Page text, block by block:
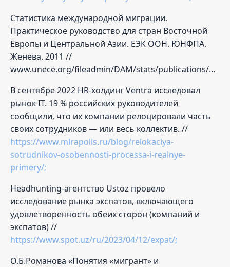
Статистика международной миграции.
Практическое руководство для стран Восточной
Европы и Центральной Азии. ЕЭК ООН. ЮНФПА.
Женева. 2011 //
www.unece.org/fileadmin/DAM/stats/publications/RUS_International_Migration_Statistics_Practical_Guide.pdf;
В сентябре 2022 HR-холдинг Ventra исследовал
рынок IT. 19 % российских руководителей
сообщили, что их компании релоцировали часть
своих сотрудников — или весь коллектив. //
https://www.mirapolis.ru/blog/relokaciya-
sotrudnikov-osobennosti-processa-i-realnye-
primery/;
Headhunting-агентство Ustoz провело
исследование рынка экспатов, включающего
удовлетворенность обеих сторон (компаний и
экспатов) //
https://www.spot.uz/ru/2023/04/12/expat/;
О.Б.Романова «Понятия «мигрант» и